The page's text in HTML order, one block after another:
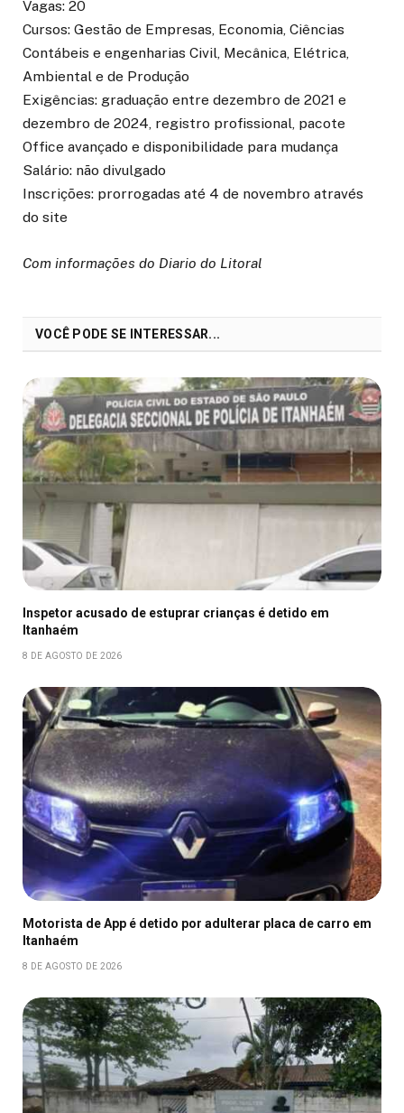
Vagas: 20
Cursos: Gestão de Empresas, Economia, Ciências
Contábeis e engenharias Civil, Mecânica, Elétrica,
Ambiental e de Produção
Exigências: graduação entre dezembro de 2021 e
dezembro de 2024, registro profissional, pacote
Office avançado e disponibilidade para mudança
Salário: não divulgado
Inscrições: prorrogadas até 4 de novembro através
do site
Com informações do Diario do Litoral
VOCÊ PODE SE INTERESSAR...
Inspetor acusado de estuprar crianças é detido em
Itanhaém
8 DE AGOSTO DE 2026
Motorista de App é detido por adulterar placa de carro em
Itanhaém
8 DE AGOSTO DE 2026